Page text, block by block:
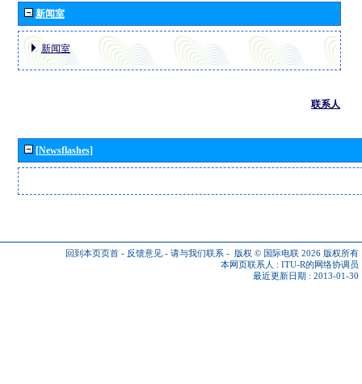
新闻室
新闻室
联系人
[Newsflashes]
回到本页页首 - 反馈意见 - 请与我们联系 - 版权 © 国际电联 2026 版权所有
本网页联系人 : ITU-R的网络协调员
最近更新日期 : 2013-01-30